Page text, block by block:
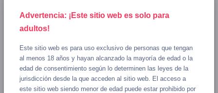
Advertencia: ¡Este sitio web es solo para
adultos!
Este sitio web es para uso exclusivo de personas que tengan
al menos 18 años y hayan alcanzado la mayoría de edad o la
edad de consentimiento según lo determinen las leyes de la
jurisdicción desde la que acceden al sitio web. El acceso a
este sitio web siendo menor de edad puede estar prohibido por
¿Qué ha cambiado?
Debido al abuso generalizado del servicio que solo
dejar de ofrecer recargas gratis a los usuarios de
VPN. Los usuarios de VPN pueden seguir usando
el servicio con normalidad con recargas pagadas.